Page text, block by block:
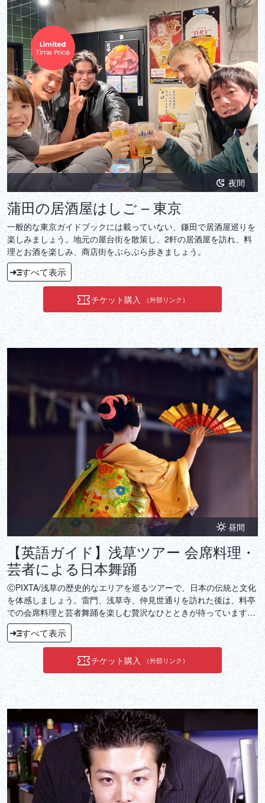
夜間
蒲田の居酒屋はしご – 東京
一般的な東京ガイドブックには載っていない、鎌田で居酒屋巡りを
楽しみましょう。地元の屋台街を散策し、2軒の居酒屋を訪れ、料
理とお酒を楽しみ、商店街をぶらぶら歩きましょう。
すべて表示
チケット購入 （外部リンク）
昼間
【英語ガイド】浅草ツアー 会席料理・
芸者による日本舞踊
ⒸPIXTA/浅草の歴史的なエリアを巡るツアーで、日本の伝統と文化
を体感しましょう。雷門、浅草寺、仲見世通りを訪れた後は、料亭
での会席料理と芸者舞踊を楽しむ贅沢なひとときが待っています。
日本の美食と芸術の融合を存分にお楽しみください。
すべて表示
チケット購入 （外部リンク）